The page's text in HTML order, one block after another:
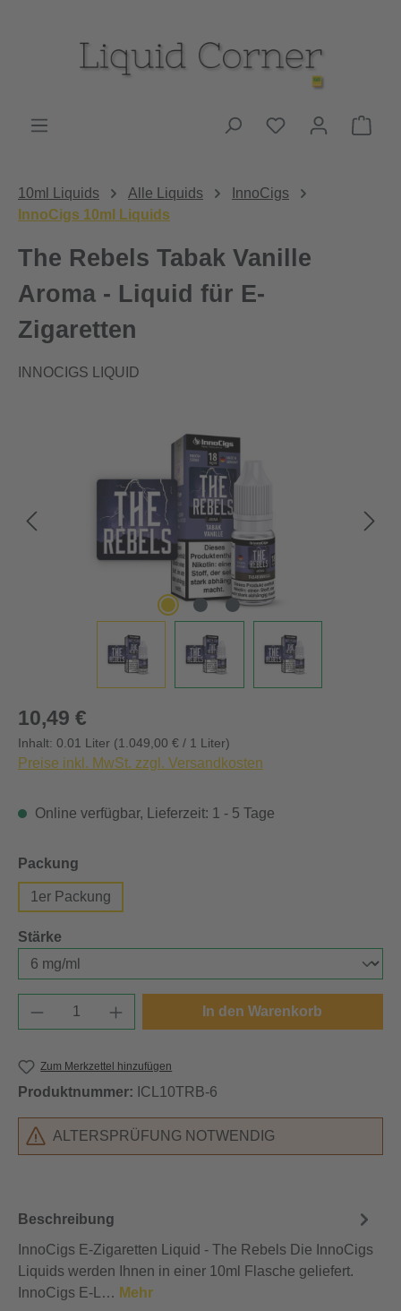
Du hast 0
10ml Liquids Alle Liquids
InnoCigs
InnoCigs 10ml Liquids
The Rebels Tabak Vanille
Aroma - Liquid für E-
Zigaretten
INNOCIGS LIQUID
Regulärer Preis:
10,49 €
Inhalt: 0.01 Liter (1.049,00 € / 1 Liter)
Preise inkl. MwSt. zzgl. Versandkosten
Online verfügbar, Lieferzeit: 1 - 5 Tage
Packung
1er Packung
Stärke
Produkt Anzahl: Gib den gewünschten
In den Warenkorb
Zum Merkzettel hinzufügen
Produktnummer: ICL10TRB-6
ALTERSPRÜFUNG NOTWENDIG
Beschreibung
InnoCigs E-Zigaretten Liquid - The Rebels Die InnoCigs
Liquids werden Ihnen in einer 10ml Flasche geliefert.
InnoCigs E-L… Mehr